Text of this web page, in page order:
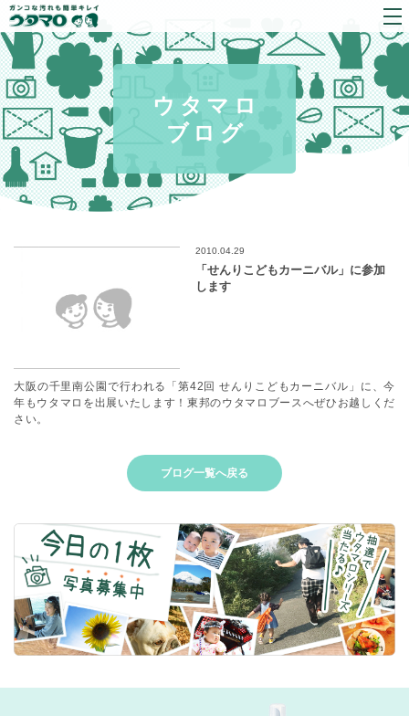
ウタマロ
ブログ
2010.04.29
「せんりこどもカーニバル」に参加
します
大阪の千里南公園で行われる「第42回 せんりこどもカーニバル 」に、今
年もウタマロを出展いたします！東邦のウタマロブースへぜひお越しくだ
さい。
ブログ一覧へ戻る